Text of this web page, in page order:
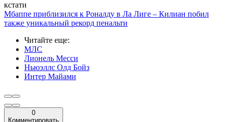
кстати
Мбаппе приблизился к Роналду в Ла Лиге – Килиан побил
также уникальный рекорд пенальти
Читайте еще:
МЛС
Лионель Месси
Ньюэллс Олд Бойз
Интер Майами
0
Комментировать